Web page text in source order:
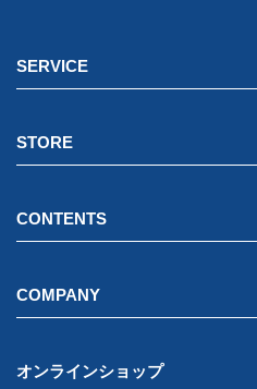
SERVICE
STORE
CONTENTS
COMPANY
オンラインショップ